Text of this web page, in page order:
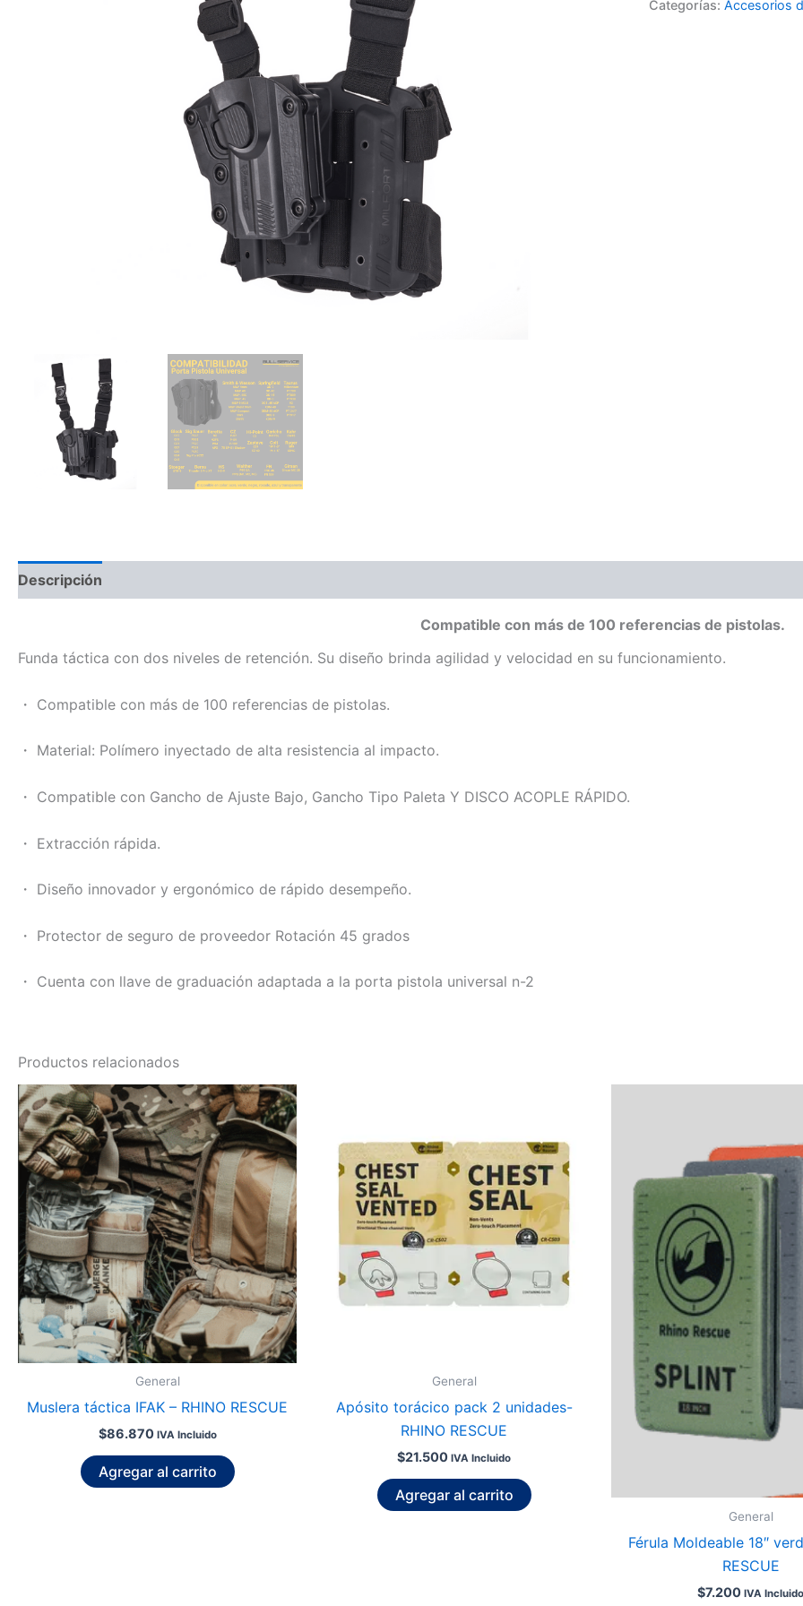
Categorías:Accesorios
Descripción
Compatible con más de 100 referencias de pistolas.
Funda táctica con dos niveles de retención. Su diseño brinda agilidad y velocidad en su funcionamiento.
・ Compatible con más de 100 referencias de pistolas.
・ Material: Polímero inyectado de alta resistencia al impacto.
・ Compatible con Gancho de Ajuste Bajo, Gancho Tipo Paleta Y DISCO ACOPLE RÁPIDO.
・ Extracción rápida.
・ Diseño innovador y ergonómico de rápido desempeño.
・ Protector de seguro de proveedor Rotación 45 grados
・ Cuenta con llave de graduación adaptada a la porta pistola universal n-2
Productos relacionados
General
Muslera táctica IFAK – RHINO RESCUE
$86.870 IVA Incluido
Agregar al carrito
General
Apósito torácico pack 2 unidades-
RHINO RESCUE
$21.500 IVA Incluido
Agregar al carrito
General
Férula Moldeable 18″
RESCUE
$7.200 IVA Incluido